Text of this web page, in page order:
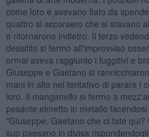
come loro e avevano fiato da
quattro si accorsero che si stavano
e ritornarono indietro. Il terzo
desistito si fermò all'improvviso
ormai aveva raggiunto i fuggitivi e
Giuseppe e Gaetano si
mani in alto nel tentativo di parare i
loro. Il manganello si fermo a
pesante elmetto in metallo
"Giuseppe, Gaetano che ci fate
suo paesano in divisa